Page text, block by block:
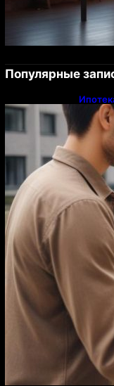
Популярные